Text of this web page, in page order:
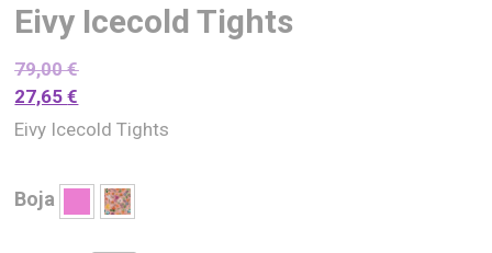
Eivy Icecold Tights
79,00€
27,65€
Eivy Icecold Tights
Boja